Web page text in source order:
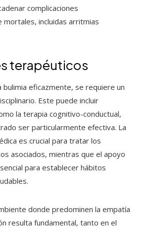
complicaciones
mortales, incluidas arritmias
terapéuticos
bulimia eficazmente, se requiere un
Este puede incluir
la terapia cognitivo-conductual,
ser particularmente efectiva. La
es crucial para tratar los
asociados, mientras que el apoyo
para establecer hábitos
donde predominen la empatía
resulta fundamental, tanto en el